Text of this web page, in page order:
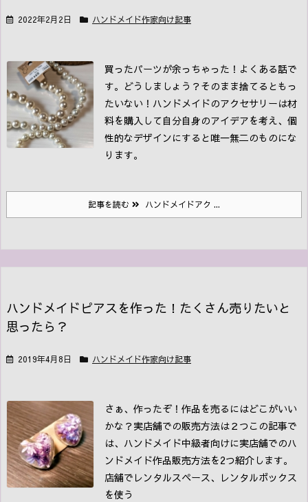
2022年2月2日 ハンドメイド作家向け記事
買ったパーツが余っちゃった！よくある話で
す。どうしましょう？そのまま捨てるともっ
たいない！ ハンドメイドのアクセサリーは材
料を購入して自分自身のアイデアを考え、個
性的なデザインにすると唯一無二のものにな
ります。
記事を読む ハンドメイドアク ...
ハンドメイドピアスを作った！たくさん売りたいと
思ったら？
2019年4月8日 ハンドメイド作家向け記事
さぁ、作ったぞ！作品を売るにはどこがいい
かな？実店舗での販売方法は２つ この記事で
は、ハンドメイド中級者向けに実店舗でのハ
ンドメイド作品販売方法を2つ紹介します。
店舗でレンタルスペース、レンタルボックス
を使う